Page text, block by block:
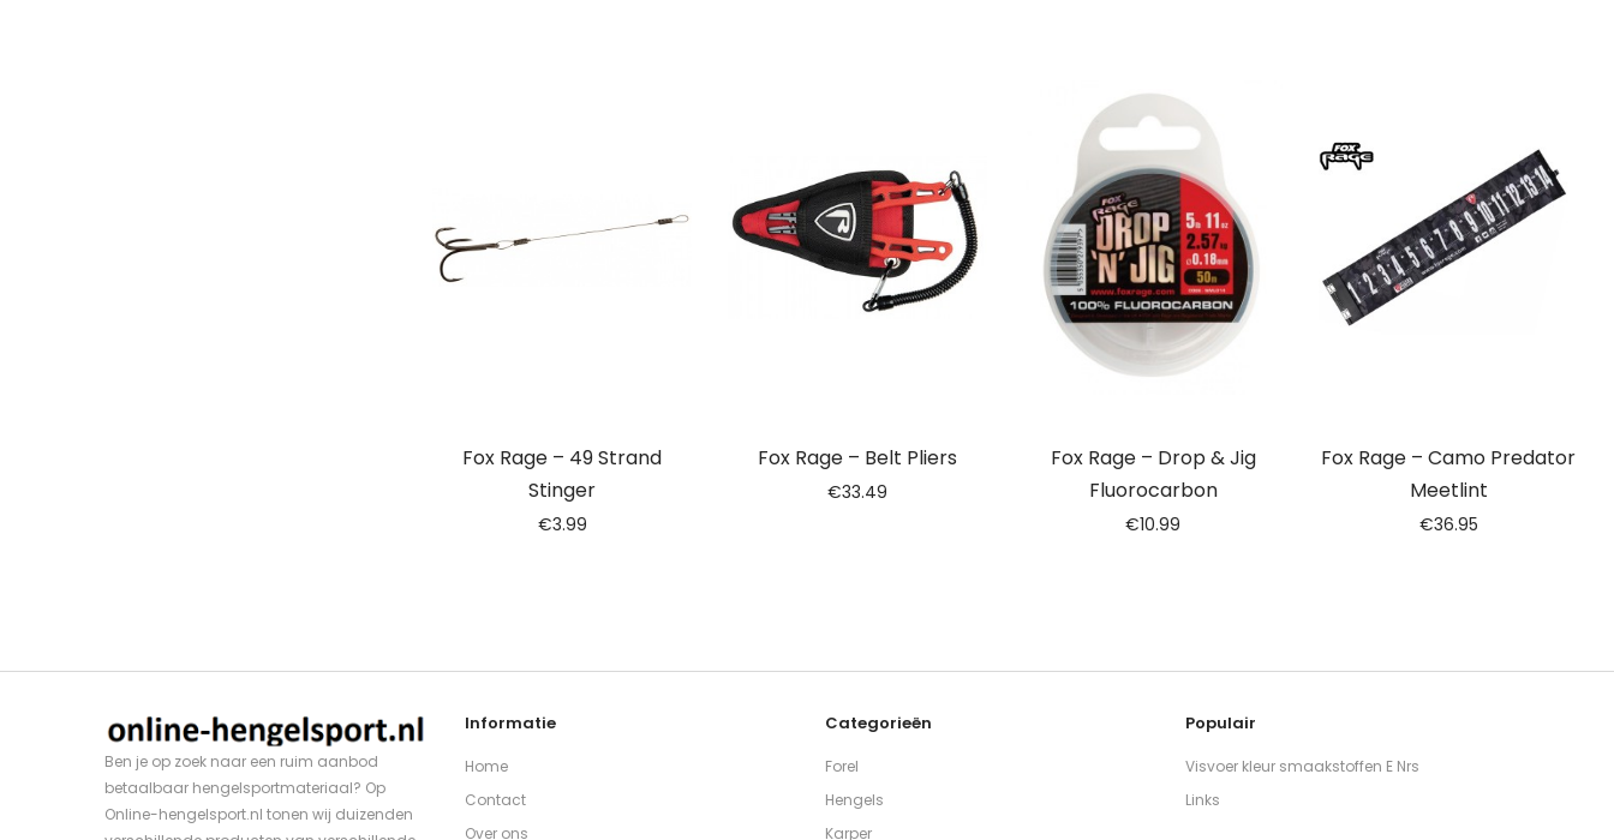
Fox Rage – 49 Strand
Stinger
€3.99
Fox Rage – Belt Pliers
€33.49
Fox Rage – Drop & Jig
Fluorocarbon
€10.99
Fox Rage – Camo Predator
Meetlint
€36.95
Ben je op zoek naar een ruim aanbod
betaalbaar hengelsportmateriaal? Op
Online-hengelsport.nl tonen wij duizenden
Informatie
Home
Contact
Over ons
Categorieën
Forel
Hengels
Karper
Populair
Visvoer kleur smaakstoffen E Nrs
Links